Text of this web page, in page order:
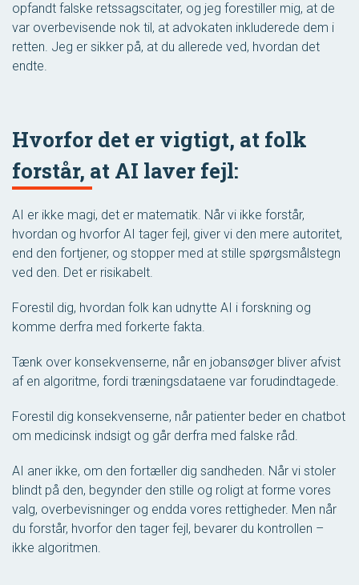
opfandt falske retssagscitater, og jeg forestiller mig, at de
var overbevisende nok til, at advokaten inkluderede dem i
retten. Jeg er sikker på, at du allerede ved, hvordan det
endte.
Hvorfor det er vigtigt, at folk
forstår, at AI laver fejl:
AI er ikke magi, det er matematik. Når vi ikke forstår,
hvordan og hvorfor AI tager fejl, giver vi den mere autoritet,
end den fortjener, og stopper med at stille spørgsmålstegn
ved den. Det er risikabelt.
Forestil dig, hvordan folk kan udnytte AI i forskning og
komme derfra med forkerte fakta.
Tænk over konsekvenserne, når en jobansøger bliver afvist
af en algoritme, fordi træningsdataene var forudindtagede.
Forestil dig konsekvenserne, når patienter beder en chatbot
om medicinsk indsigt og går derfra med falske råd.
AI aner ikke, om den fortæller dig sandheden. Når vi stoler
blindt på den, begynder den stille og roligt at forme vores
valg, overbevisninger og endda vores rettigheder. Men når
du forstår, hvorfor den tager fejl, bevarer du kontrollen –
ikke algoritmen.